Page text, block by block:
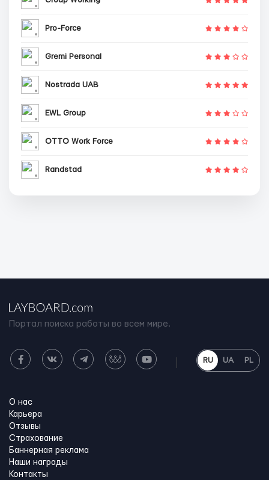
Pro-Force
Gremi Personal
Nostrada UAB
EWL Group
OTTO Work Force
Randstad
Портал поиска работы во всем мире.
RU UA PL
О нас
Карьера
Отзывы
Страхование
Баннерная реклама
Наши награды
Контакты